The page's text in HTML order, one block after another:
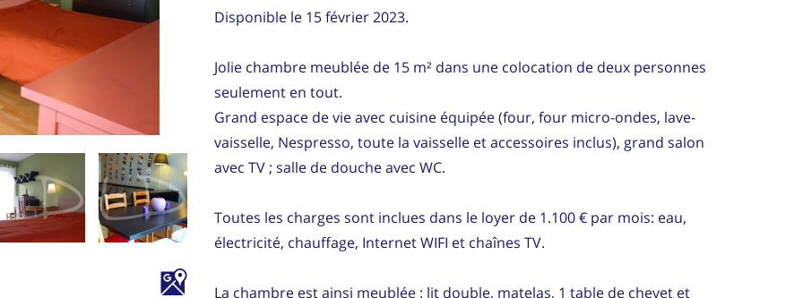
Disponible le 15 février 2023.
Jolie chambre meublée de 15 m² dans une colocation de deux personnes
seulement en tout.
Grand espace de vie avec cuisine équipée (four, four micro-ondes, lave-
vaisselle, Nespresso, toute la vaisselle et accessoires inclus), grand salon
avec TV ; salle de douche avec WC.
Toutes les charges sont inclues dans le loyer de 1.100 € par mois: eau,
électricité, chauffage, Internet WIFI et chaînes TV.
La chambre est ainsi meublée : lit double, matelas, 1 table de chevet et